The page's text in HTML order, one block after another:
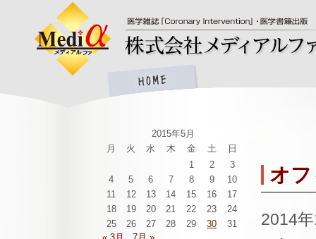
オ
2014
2015年5月
月
火 水 木 金 土
日
1
2
3
4
5 6 7 8 9
10
11
12 13 14 15 16
17
18
19 20 21 22 23
24
25
26 27 28 29 30
31